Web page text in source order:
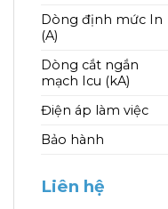
Dòng định mức In
(A)
Dòng cắt ngắn
mạch Icu (kA)
Điện áp làm việc
Bảo hành
Liên hệ